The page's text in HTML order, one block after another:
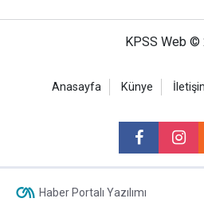
KPSS Web ©
Anasayfa Künye
Haber Portalı Yazılımı